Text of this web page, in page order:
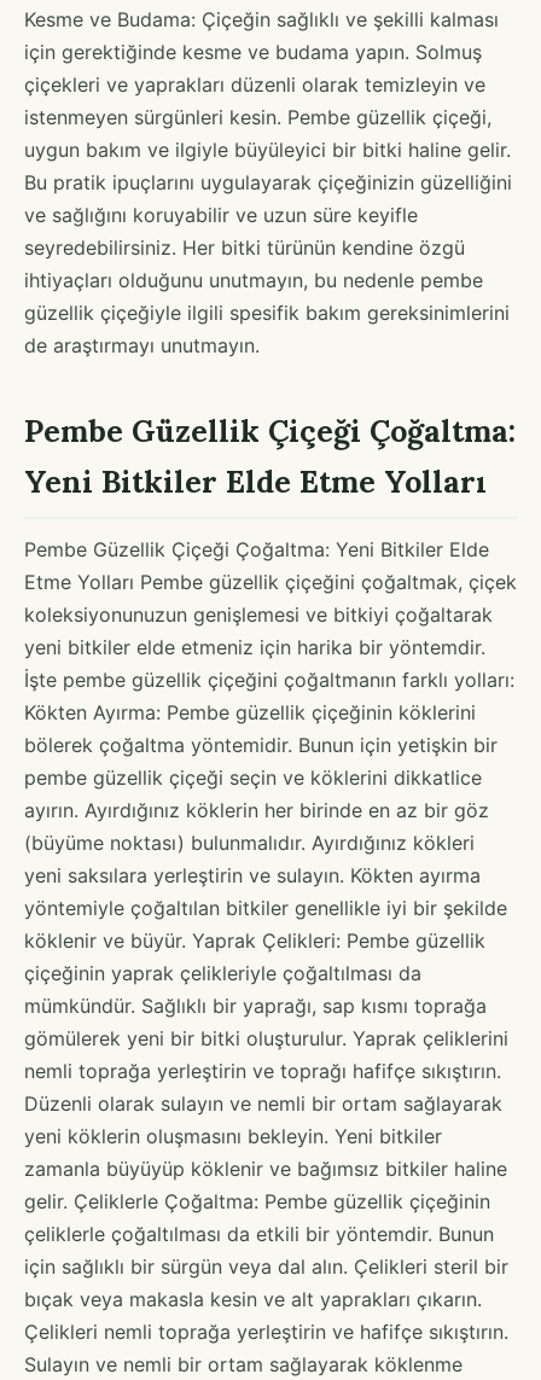
Kesme ve Budama: Çiçeğin sağlıklı ve şekilli kalması
için gerektiğinde kesme ve budama yapın. Solmuş
çiçekleri ve yaprakları düzenli olarak temizleyin ve
istenmeyen sürgünleri kesin. Pembe güzellik çiçeği,
uygun bakım ve ilgiyle büyüleyici bir bitki haline gelir.
Bu pratik ipuçlarını uygulayarak çiçeğinizin güzelliğini
ve sağlığını koruyabilir ve uzun süre keyifle
seyredebilirsiniz. Her bitki türünün kendine özgü
ihtiyaçları olduğunu unutmayın, bu nedenle pembe
güzellik çiçeğiyle ilgili spesifik bakım gereksinimlerini
de araştırmayı unutmayın.
Pembe Güzellik Çiçeği Çoğaltma:
Yeni Bitkiler Elde Etme Yolları
Pembe Güzellik Çiçeği Çoğaltma: Yeni Bitkiler Elde
Etme Yolları Pembe güzellik çiçeğini çoğaltmak, çiçek
koleksiyonunuzun genişlemesi ve bitkiyi çoğaltarak
yeni bitkiler elde etmeniz için harika bir yöntemdir.
İşte pembe güzellik çiçeğini çoğaltmanın farklı yolları:
Kökten Ayırma: Pembe güzellik çiçeğinin köklerini
bölerek çoğaltma yöntemidir. Bunun için yetişkin bir
pembe güzellik çiçeği seçin ve köklerini dikkatlice
ayırın. Ayırdığınız köklerin her birinde en az bir göz
(büyüme noktası) bulunmalıdır. Ayırdığınız kökleri
yeni saksılara yerleştirin ve sulayın. Kökten ayırma
yöntemiyle çoğaltılan bitkiler genellikle iyi bir şekilde
köklenir ve büyür. Yaprak Çelikleri: Pembe güzellik
çiçeğinin yaprak çelikleriyle çoğaltılması da
mümkündür. Sağlıklı bir yaprağı, sap kısmı toprağa
gömülerek yeni bir bitki oluşturulur. Yaprak çeliklerini
nemli toprağa yerleştirin ve toprağı hafifçe sıkıştırın.
Düzenli olarak sulayın ve nemli bir ortam sağlayarak
yeni köklerin oluşmasını bekleyin. Yeni bitkiler
zamanla büyüyüp köklenir ve bağımsız bitkiler haline
gelir. Çeliklerle Çoğaltma: Pembe güzellik çiçeğinin
çeliklerle çoğaltılması da etkili bir yöntemdir. Bunun
için sağlıklı bir sürgün veya dal alın. Çelikleri steril bir
bıçak veya makasla kesin ve alt yaprakları çıkarın.
Çelikleri nemli toprağa yerleştirin ve hafifçe sıkıştırın.
Sulayın ve nemli bir ortam sağlayarak köklenme